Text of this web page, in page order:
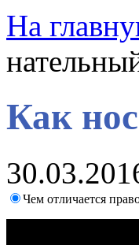
На
Как
Чем отличается